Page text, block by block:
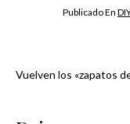
Publicado En
Vuelven los «zapatos